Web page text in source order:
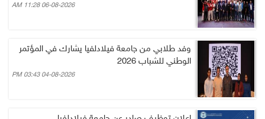
06-08-2026 11:28 AM
وفد طلابي من جامعة فيلادلفيا يشارك في المؤتمر
الوطني للشباب 2026
04-08-2026 03:43 PM